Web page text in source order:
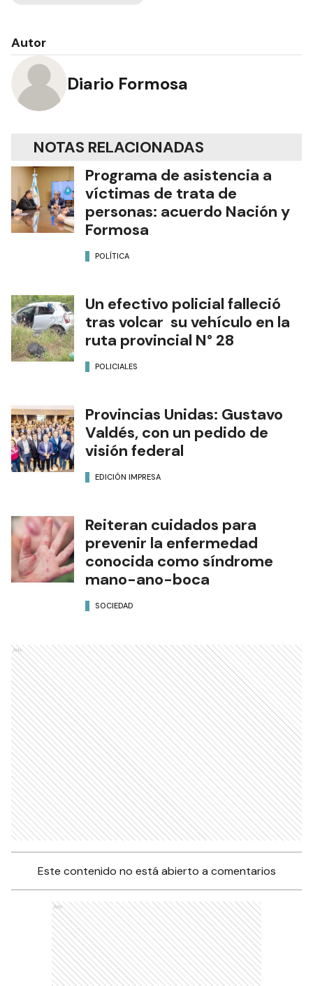
Autor
Diario Formosa
NOTAS RELACIONADAS
Programa de asistencia a
víctimas de trata de
personas: acuerdo Nación y
Formosa
POLÍTICA
Un efectivo policial falleció
tras volcar su vehículo en la
ruta provincial N° 28
POLICIALES
Provincias Unidas: Gustavo
Valdés, con un pedido de
visión federal
EDICIÓN IMPRESA
Reiteran cuidados para
prevenir la enfermedad
conocida como síndrome
mano-ano-boca
SOCIEDAD
Ads
Este contenido no está abierto a comentarios
Ads